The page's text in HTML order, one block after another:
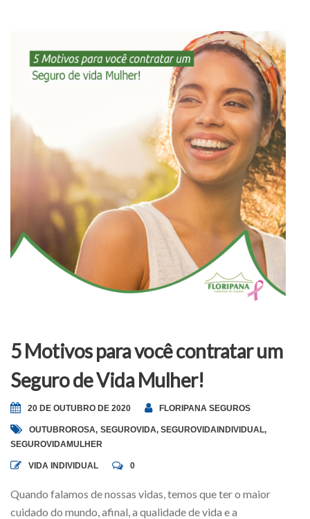
5 Motivos para você contratar um
Seguro de Vida Mulher!
20 DE OUTUBRO DE 2020 FLORIPANA SEGUROS
OUTUBROROSA, SEGUROVIDA, SEGUROVIDAINDIVIDUAL,
SEGUROVIDAMULHER
VIDA INDIVIDUAL 0
Quando falamos de nossas vidas, temos que ter o maior
cuidado do mundo, afinal, a qualidade de vida e a